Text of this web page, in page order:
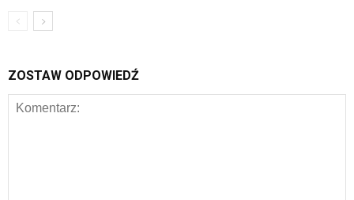
ZOSTAW ODPOWIEDŹ